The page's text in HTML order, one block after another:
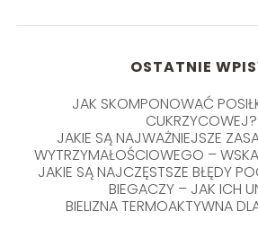
OSTATNIE
JAK SKOMPONOWAĆ
CUKRZYCOWEJ?
JAKIE SĄ NAJWAŻNIEJSZE
WYTRZYMAŁOŚCIOWEGO –
JAKIE SĄ NAJCZĘSTSZE BŁĘDY
BIEGACZY – JAK ICH
BIELIZNA TERMOAKTYWNA